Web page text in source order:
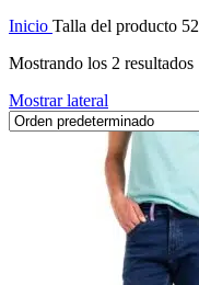
Inicio Talla del producto 52
Mostrando los 2 resultados
Mostrar lateral